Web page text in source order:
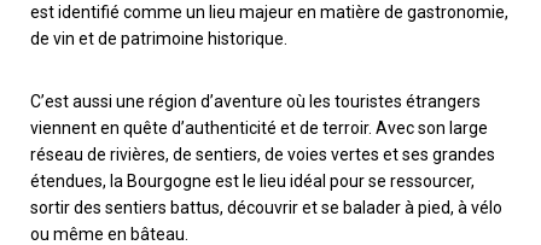
est identifié comme un lieu majeur en matière de gastronomie,
de vin et de patrimoine historique.
C’est aussi une région d’aventure où les touristes étrangers
viennent en quête d’authenticité et de terroir. Avec son large
réseau de rivières, de sentiers, de voies vertes et ses grandes
étendues, la Bourgogne est le lieu idéal pour se ressourcer,
sortir des sentiers battus, découvrir et se balader à pied, à vélo
ou même en bâteau.